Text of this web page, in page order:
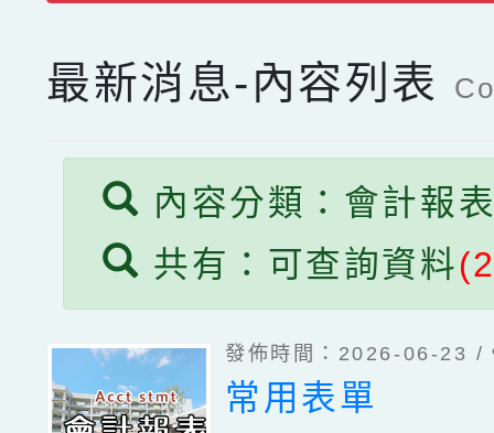
最新消息-內容列表
內容分類：會計報
共有：可查詢資料
發佈時間：2026-06-23 /
常用表單